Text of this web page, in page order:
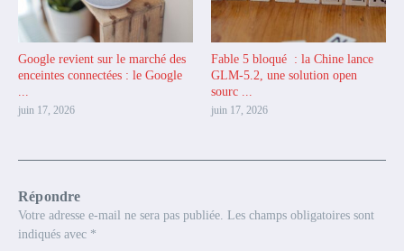
Google revient sur le marché des
enceintes connectées : le Google
juin 17, 2026
Fable 5 bloqué : la Chine lance
GLM-5.2, une solution open
sourc ...
juin 17, 2026
Répondre
Votre adresse e-mail ne sera pas publiée. Les champs obligatoires sont
indiqués avec *